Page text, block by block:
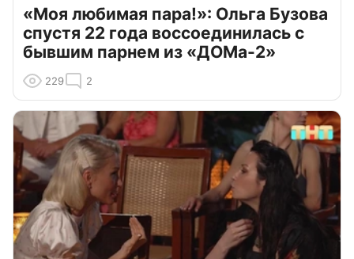
«Моя любимая пара!»: Ольга Бузова
спустя 22 года воссоединилась с
бывшим парнем из «ДОМа-2»
229 2